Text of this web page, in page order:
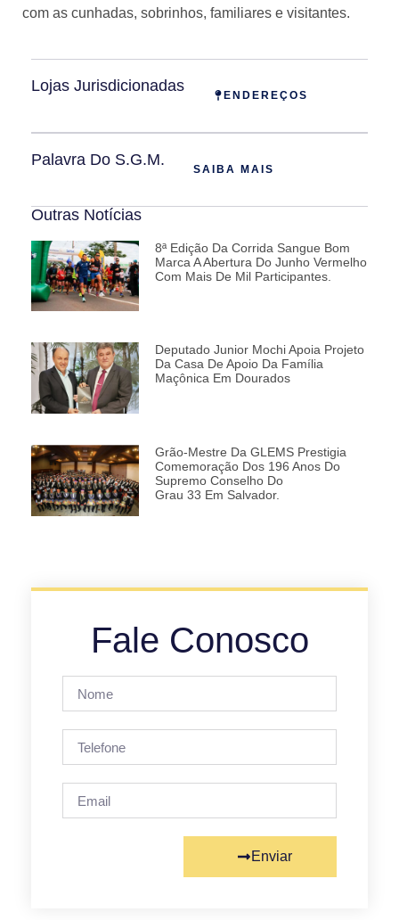
com as cunhadas, sobrinhos, familiares e visitantes.
Lojas Jurisdicionadas
ENDEREÇOS
Palavra Do S.G.M.
SAIBA MAIS
Outras Notícias
8ª Edição Da Corrida Sangue Bom
Marca A Abertura Do Junho Vermelho
Com Mais De Mil Participantes.
Deputado Junior Mochi Apoia Projeto
Da Casa De Apoio Da Família
Maçônica Em Dourados
Grão-Mestre Da GLEMS Prestigia
Comemoração Dos 196 Anos Do
Supremo Conselho Do
Grau 33 Em Salvador.
Fale Conosco
Enviar